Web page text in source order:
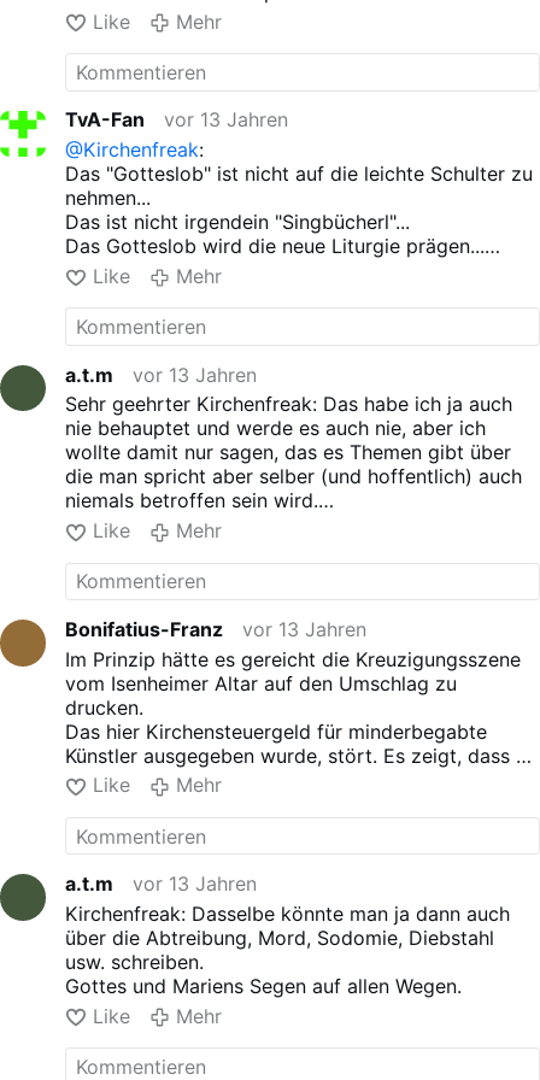
Facit: Üben und zwar fleißig...
Like Mehr
TvA-Fan
vor 13 Jahren
@Kirchenfreak:
Das "Gotteslob" ist nicht auf die leichte Schulter zu
nehmen...
Das ist nicht irgendein "Singbücherl"...
Das Gotteslob wird die neue Liturgie prägen...
Allerdings muss ich zugeben, das Cover ist wohl
das unwichtigste...
Like Mehr
a.t.m
vor 13 Jahren
Sehr geehrter Kirchenfreak: Das habe ich ja auch
nie behauptet und werde es auch nie, aber ich
wollte damit nur sagen, das es Themen gibt über
die man spricht aber selber (und hoffentlich) auch
niemals betroffen sein wird.
Aber was spricht dagegen wenn auf dem Gotteslob
ein für alle sichtbar und erkennbares Kreuz zu
sehen wäre? Oder hat man Angst davor zum
Beispiel bei den Muslimen, Atheisten usw.
anzuecken??
Gottes und Mariens Segen auf allen Wegen.
Like Mehr
Bonifatius-Franz
vor 13 Jahren
Im Prinzip hätte es gereicht die Kreuzigungsszene
vom Isenheimer Altar auf den Umschlag zu
drucken.
Das hier Kirchensteuergeld für minderbegabte
Künstler ausgegeben wurde, stört. Es zeigt, dass es
wahrscheinlich falsch ist, Kirchensteuern zu zahlen,
wenn das Geld nicht zur Rettung der Seelen
eingesetzt wird.
Denn wie sagte schon der Heilige Paulus: "Ich will
nichts wissen außer den Gekreuzigten."
Like Mehr
a.t.m
vor 13 Jahren
Kirchenfreak: Dasselbe könnte man ja dann auch
über die Abtreibung, Mord, Sodomie, Diebstahl
usw. schreiben.
Gottes und Mariens Segen auf allen Wegen.
Like
Mehr